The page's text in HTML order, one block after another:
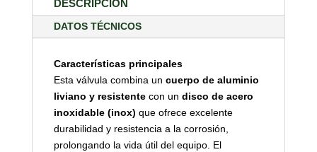
DESCRIPCIÓN
DATOS TÉCNICOS
Características principales
Esta válvula combina un cuerpo de aluminio
liviano y resistentecon un disco de acero
inoxidable (inox) que ofrece excelente
durabilidad y resistencia a la corrosión,
prolongando la vida útil del equipo. El